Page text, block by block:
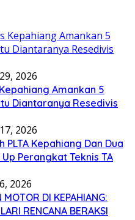
2026
Amankan 5
Diantaranya Resedivis
2026
Kepahiang Dan Dua
Perangkat Teknis TA
2026
MOTOR DI KEPAHIANG:
RENCANA BERAKSI